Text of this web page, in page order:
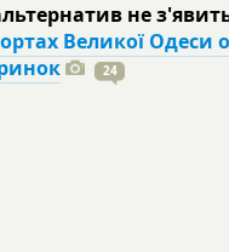
не
Великої Одеси
24